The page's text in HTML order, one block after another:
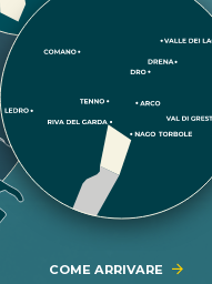
COME ARRIVARE